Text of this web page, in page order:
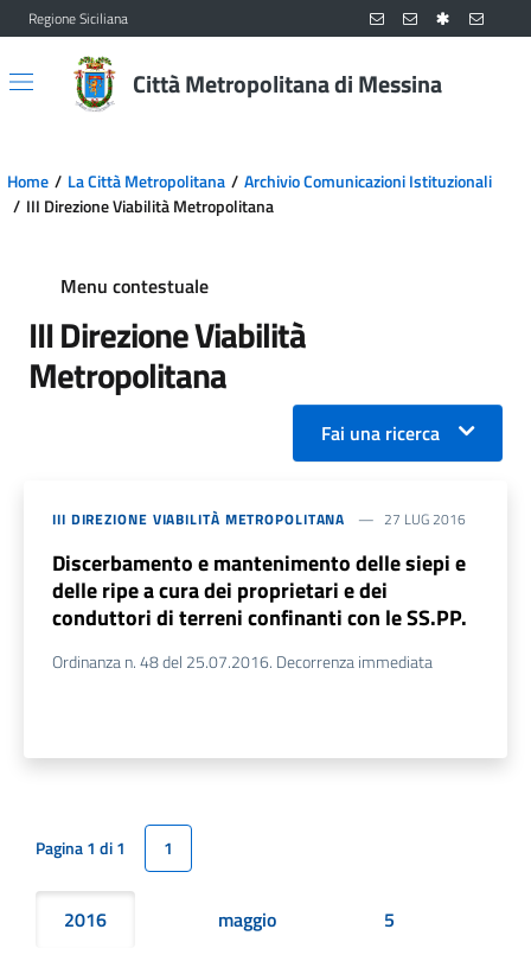
Vai al contenuto principale
Vai al menu principale
Regione Siciliana
Città Metropolitana di Messina
Home La Città Metropolitana
Archivio Comunicazioni Istituzionali
III Direzione Viabilità Metropolitana
Menu contestuale
III Direzione Viabilità
Metropolitana
Fai una ricerca
III DIREZIONE VIABILITÀ METROPOLITANA 27 LUG 2016
Discerbamento e mantenimento delle siepi e
delle ripe a cura dei proprietari e dei
conduttori di terreni confinanti con le SS.PP.
Ordinanza n. 48 del 25.07.2016. Decorrenza immediata
Pagina 1 di 1 1
2016
maggio
5